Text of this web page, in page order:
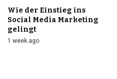
Wie der Einstieg ins
Social Media Marketing
gelingt
1 week ago